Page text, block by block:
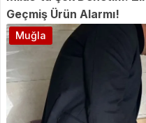
Geçmiş Ürün Alarmı!
Muğla